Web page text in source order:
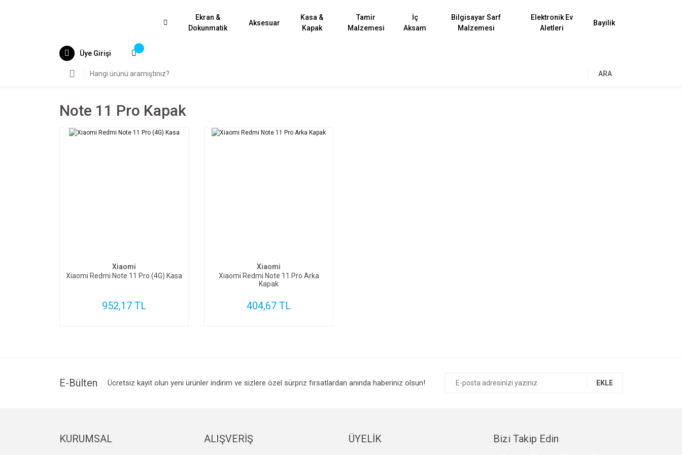
Ekran &
Dokunmatik
Aksesuar
Kasa &
Kapak
Tamir
Malzemesi
İç
Aksam
Bilgisayar Sarf
Malzemesi
Elektronik Ev
Aletleri
Bayilik
Üye Girişi
ARA
Note 11 Pro Kapak
Xiaomi
Xiaomi Redmi Note 11 Pro (4G) Kasa
952,17 TL
Xiaomi
Xiaomi Redmi Note 11 Pro Arka
Kapak
404,67 TL
E-Bülten Ücretsiz kayıt olun yeni ürünler indirim ve sizlere özel sürpriz fırsatlardan anında haberiniz olsun! EKLE
KURUMSAL ALIŞVERİŞ ÜYELİK Bizi Takip Edin